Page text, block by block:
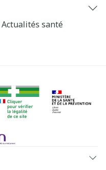
Actualités santé